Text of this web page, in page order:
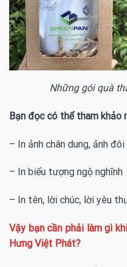
Những gói quà
Bạn đọc có thể tham
– In ảnh chân dung, ảnh
– In biểu tượng ngộ nghĩnh
– In tên, lời chúc, lời yêu
Vậy bạn cần phải làm gì
Hưng Việt Phát?